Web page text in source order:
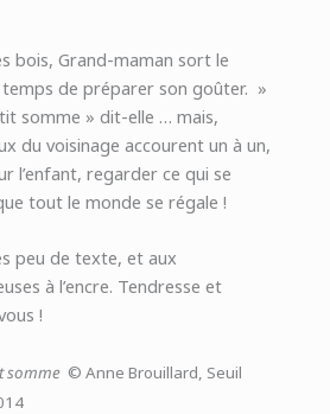
bois, Grand-maman sort le
de préparer son goûter. »
somme » dit-elle … mais,
du voisinage accourent un à un,
l’enfant, regarder ce qui se
tout le monde se régale !
peu de texte, et aux
à l’encre. Tendresse et
!
somme© Anne Brouillard, Seuil